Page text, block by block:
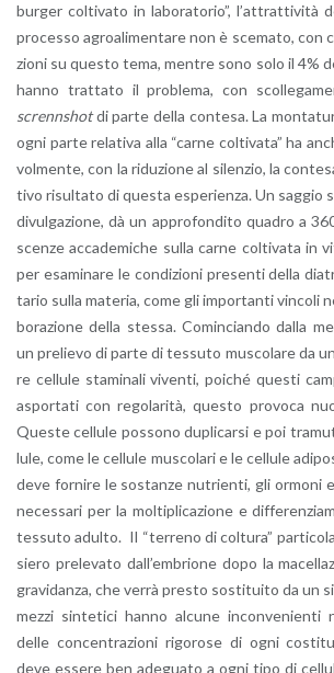
bur­ger col­ti­va­to in la­bo­ra­to­rio”, l’at­trat­ti­vi­tà
pro­ces­so agroa­li­men­ta­re non è sce­ma­to, con
zio­ni su que­sto tema, men­tre sono solo il 4%
hanno trat­ta­to il pro­ble­ma, con
screnn­shotdi parte della con­te­sa. La
ogni parte re­la­ti­va alla “carne col­ti­va­ta” ha
vol­men­te, con la ri­du­zio­ne al si­len­zio, la
ti­vo ri­sul­ta­to di que­sta espe­rien­za. Un sag­gio
di­vul­ga­zio­ne, dà un ap­pro­fon­di­to qua­dro a
scen­ze ac­ca­de­mi­che sulla carne col­ti­va­ta in
per esa­mi­na­re le con­di­zio­ni pre­sen­ti della
ta­rio sulla ma­te­ria, come gli im­por­tan­ti vin­co­li
bo­ra­zio­ne della stes­sa. Co­min­cian­do dalla
un pre­lie­vo di parte di tes­su­to mu­sco­la­re da
re cel­lu­le sta­mi­na­li vi­ven­ti, poi­ché que­sti
aspor­ta­ti con re­go­la­ri­tà, que­sto pro­vo­ca
Que­ste cel­lu­le pos­so­no du­pli­car­si e poi
lu­le, come le cel­lu­le mu­sco­la­ri e le cel­lu­le
deve for­ni­re le so­stan­ze nu­trien­ti, gli or­mo­ni
ne­ces­sa­ri per la mol­ti­pli­ca­zio­ne e
tes­su­to adul­to. Il “ter­re­no di col­tu­ra”
siero pre­le­va­to dal­l’em­brio­ne dopo la
gra­vi­dan­za, che verrà pre­sto so­sti­tui­to da un
mezzi sin­te­ti­ci hanno al­cu­ne in­con­ve­nien­ti
delle con­cen­tra­zio­ni ri­go­ro­se di ogni
deve es­se­re ben ade­gua­to a ogni tipo di